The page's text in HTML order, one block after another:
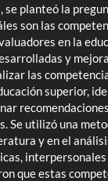
se planteó la
son las
en la
y
las
superior,
Se utilizó una
y en el
interpersonales
que estas